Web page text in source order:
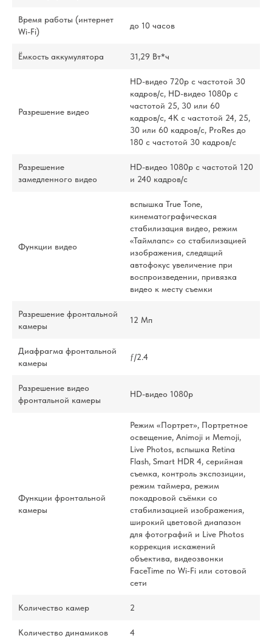
Время работы (интернет
Wi-Fi)
до 10 часов
Ёмкость аккумулятора 31,29 Вт*ч
Разрешение видео
HD-видео 720p с частотой 30
кадров/ с, HD-видео 1080p с
частотой 25, 30 или 60
кадров/ с, 4K с частотой 24, 25,
30 или 60 кадров/ с, ProRes до
180 с частотой 30 кадров/ с
Разрешение
замедленного видео
HD-видео 1080р с частотой 120
и 240 кадров/ с
Функции видео
вспышка True Tone,
кинематографическая
стабилизация видео, режим
«Таймлапс» со стабили­зацией
изображения, следящий
автофокус увеличение при
воспроизведении, привязка
видео к месту съемки
Разрешение фронтальной
камеры
12 Мп
Диафрагма фронтальной
камеры
ƒ/2.4
Разрешение видео
фронтальной камеры
HD-видео 1080p
Функции фронтальной
камеры
Режим «Портрет», Портретное
освещение, Animoji и Memoji,
Live Photos, вспышка Retina
Flash, Smart HDR 4, серийная
съемка, контроль экспозиции,
режим таймера, режим
покадровой съёмки со
стабилизацией изображения,
широкий цветовой диапазон
для фотографий и Live Photos
коррекция искажений
объектива, видеозвонки
FaceTime по Wi‑Fi или сотовой
сети
Количество камер 2
Количество динамиков 4